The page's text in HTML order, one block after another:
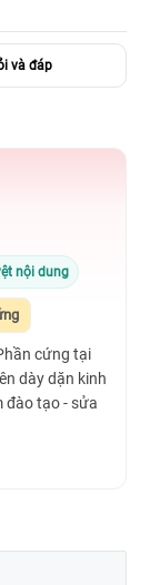
và đáp
nội dung
cứng tại
dày dặn kinh
đào tạo - sửa